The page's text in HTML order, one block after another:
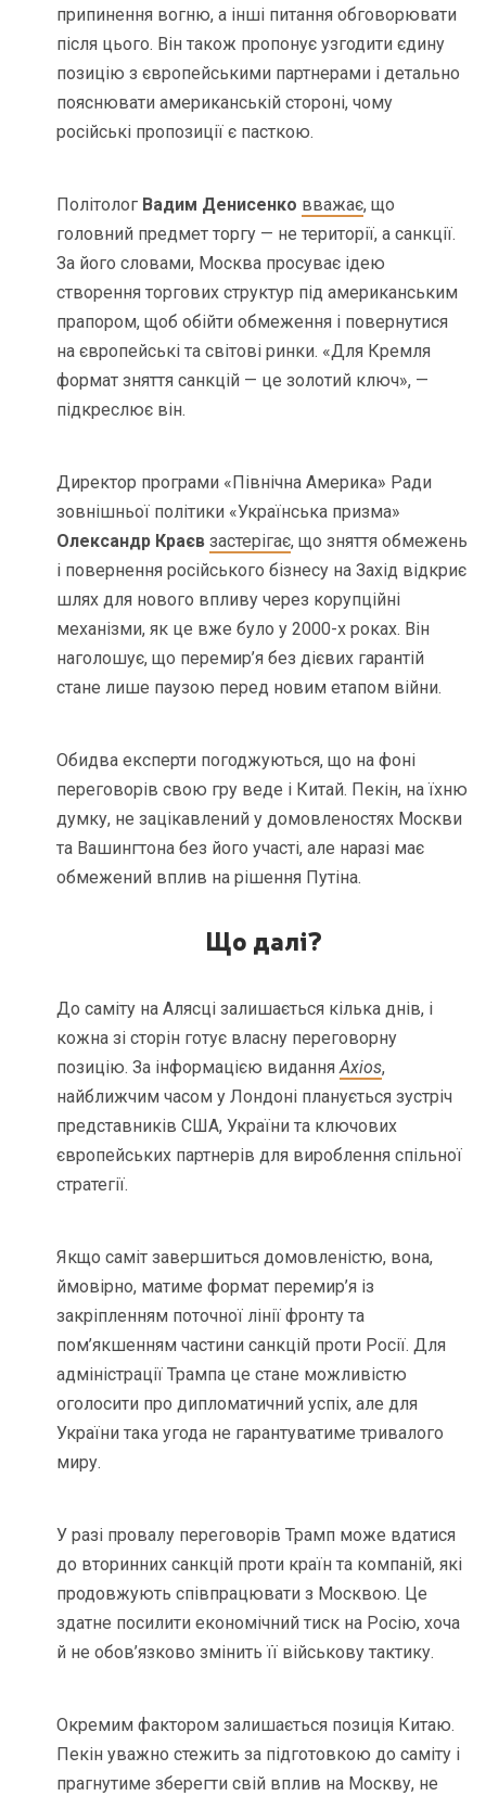
припинення вогню, а інші питання обговорювати
після цього. Він також пропонує узгодити єдину
позицію з європейськими партнерами і детально
пояснювати американській стороні, чому
російські пропозиції є пасткою.
Політолог Вадим Денисенко вважає, що
головний предмет торгу — не території, а санкції.
За його словами, Москва просуває ідею
створення торгових структур під американським
прапором, щоб обійти обмеження і повернутися
на європейські та світові ринки. «Для Кремля
формат зняття санкцій — це золотий ключ», —
підкреслює він.
Директор програми «Північна Америка» Ради
зовнішньої політики «Українська призма»
Олександр Краєв застерігає, що зняття обмежень
і повернення російського бізнесу на Захід відкриє
шлях для нового впливу через корупційні
механізми, як це вже було у 2000-х роках. Він
наголошує, що перемир’я без дієвих гарантій
стане лише паузою перед новим етапом війни.
Обидва експерти погоджуються, що на фоні
переговорів свою гру веде і Китай. Пекін, на їхню
думку, не зацікавлений у домовленостях Москви
та Вашингтона без його участі, але наразі має
обмежений вплив на рішення Путіна.
Що далі?
До саміту на Алясці залишається кілька днів, і
кожна зі сторін готує власну переговорну
позицію. За інформацією виданняAxios,
найближчим часом у Лондоні планується зустріч
представників США, України та ключових
європейських партнерів для вироблення спільної
стратегії.
Якщо саміт завершиться домовленістю, вона,
ймовірно, матиме формат перемир’я із
закріпленням поточної лінії фронту та
пом’якшенням частини санкцій проти Росії. Для
адміністрації Трампа це стане можливістю
оголосити про дипломатичний успіх, але для
України така угода не гарантуватиме тривалого
миру.
У разі провалу переговорів Трамп може вдатися
до вторинних санкцій проти країн та компаній, які
продовжують співпрацювати з Москвою. Це
здатне посилити економічний тиск на Росію, хоча
й не обов’язково змінить її військову тактику.
Окремим фактором залишається позиція Китаю.
Пекін уважно стежить за підготовкою до саміту і
прагнутиме зберегти свій вплив на Москву, не